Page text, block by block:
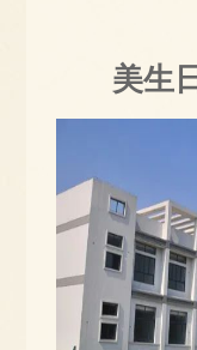
美生